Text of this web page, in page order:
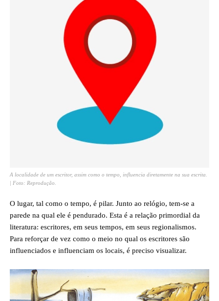
A localidade de um escritor, assim como o tempo, influencia diretamente na sua escrita.
| Foto: Reprodução.
O lugar, tal como o tempo, é pilar. Junto ao relógio, tem-se a
parede na qual ele é pendurado. Esta é a relação primordial da
literatura: escritores, em seus tempos, em seus regionalismos.
Para reforçar de vez como o meio no qual os escritores são
influenciados e influenciam os locais, é preciso visualizar.